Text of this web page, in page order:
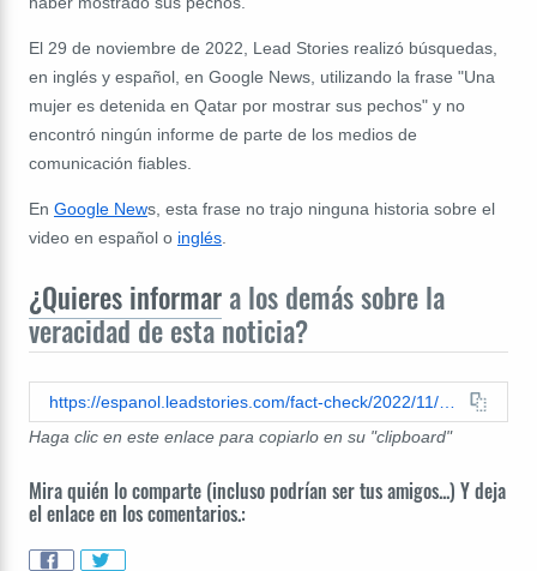
El 29 de noviembre de 2022, Lead Stories realizó búsquedas,
en inglés y español, en Google News, utilizando la frase "Una
mujer es detenida en Qatar por mostrar sus pechos" y no
encontró ningún informe de parte de los medios de
comunicación fiables.
En Google News, esta frase no trajo ninguna historia sobre el
video en español o inglés
¿Quieres informar a los demás sobre la
veracidad de esta noticia?
Haga clic en este enlace para copiarlo en su "clipboard"
Mira quién lo comparte (incluso podrían ser tus amigos...) Y deja
el enlace en los comentarios.: